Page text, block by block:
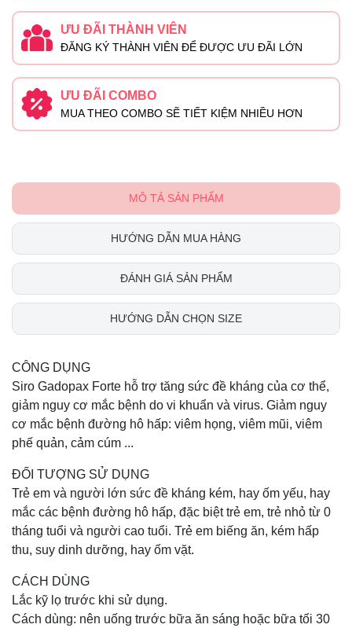
ƯU ĐÃI THÀNH VIÊN
ĐĂNG KÝ THÀNH VIÊN ĐỂ ĐƯỢC ƯU ĐÃI LỚN
ƯU ĐÃI COMBO
MUA THEO COMBO SẼ TIẾT KIỆM NHIỀU HƠN
MÔ TẢ SẢN PHẨM
HƯỚNG DẪN MUA HÀNG
ĐÁNH GIÁ SẢN PHẨM
HƯỚNG DẪN CHỌN SIZE
CÔNG DỤNG
Siro Gadopax Forte hỗ trợ tăng sức đề kháng của cơ thể,
giảm nguy cơ mắc bệnh do vi khuẩn và virus. Giảm nguy
cơ mắc bệnh đường hô hấp: viêm họng, viêm mũi, viêm
phế quản, cảm cúm ...
ĐỐI TƯỢNG SỬ DỤNG
Trẻ em và người lớn sức đề kháng kém, hay ốm yếu, hay
mắc các bệnh đường hô hấp, đặc biệt trẻ em, trẻ nhỏ từ 0
tháng tuổi và người cao tuổi. Trẻ em biếng ăn, kém hấp
thu, suy dinh dưỡng, hay ốm vặt.
CÁCH DÙNG
Lắc kỹ lọ trước khi sử dụng.
Cách dùng: nên uống trước bữa ăn sáng hoặc bữa tối 30